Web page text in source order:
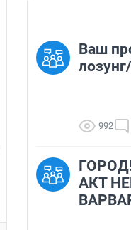
Ваш
992
АКТ